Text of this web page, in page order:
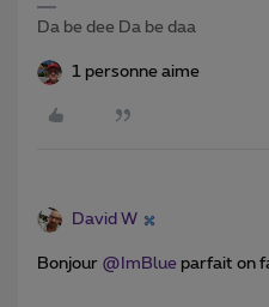
Da be dee Da be daa
1 personne aime
David W
Bonjour @ImBlue parfait on